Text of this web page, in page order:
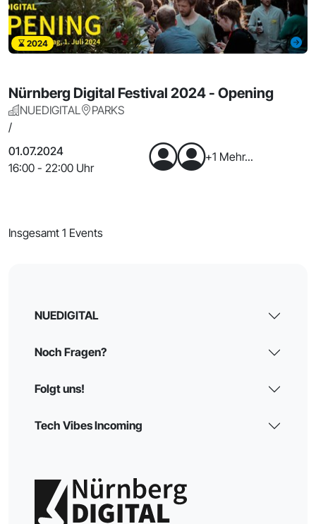
2024
Nürnberg Digital Festival 2024 - Opening
NUEDIGITAL
PARKS
/
01.07.2024
16:00 - 22:00 Uhr
+1 Mehr...
Insgesamt 1 Events
NUEDIGITAL
Noch Fragen?
Folgt uns!
Tech Vibes Incoming